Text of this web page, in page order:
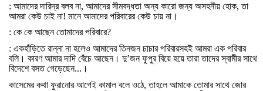
: আমাদের দারিদ্র বলব না, আমাদের সীমবদ্ধতা অন্য কারো জন্য অসহনীয় হোক,তা
আমরা কেউ চাই না! মানে আমাদের পরিবারের কেউ চায় না।
: কে কে আছেন তোমাদের পরিবারে?
: একহাঁড়িতে রান্না না হলেও আমাদের তিনজন চাচার পরিবারসহই আমরা এক পরিবার
বলি। কারণ আমার দাদি বেঁচে আছেন। দু’জন ফুপুর বিয়ে হয়ে তারা তাদের স্বামীর সাথে
বিদেশে বসত গেড়েছেন... ।
কাসেমের কথা ফুরানোর আগেই কামাল বলে ওঠে,তাহলে আমাকে তোমার সাথে জোর